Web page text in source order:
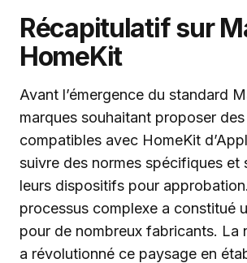
Récapitulatif sur
HomeKit
Avant l’émergence du standard
marques souhaitant proposer
compatibles avec HomeKit
suivre des normes spécifiques et
leurs dispositifs pour
processus complexe a constitué
pour de nombreux fabricants. La
a révolutionné ce paysage en